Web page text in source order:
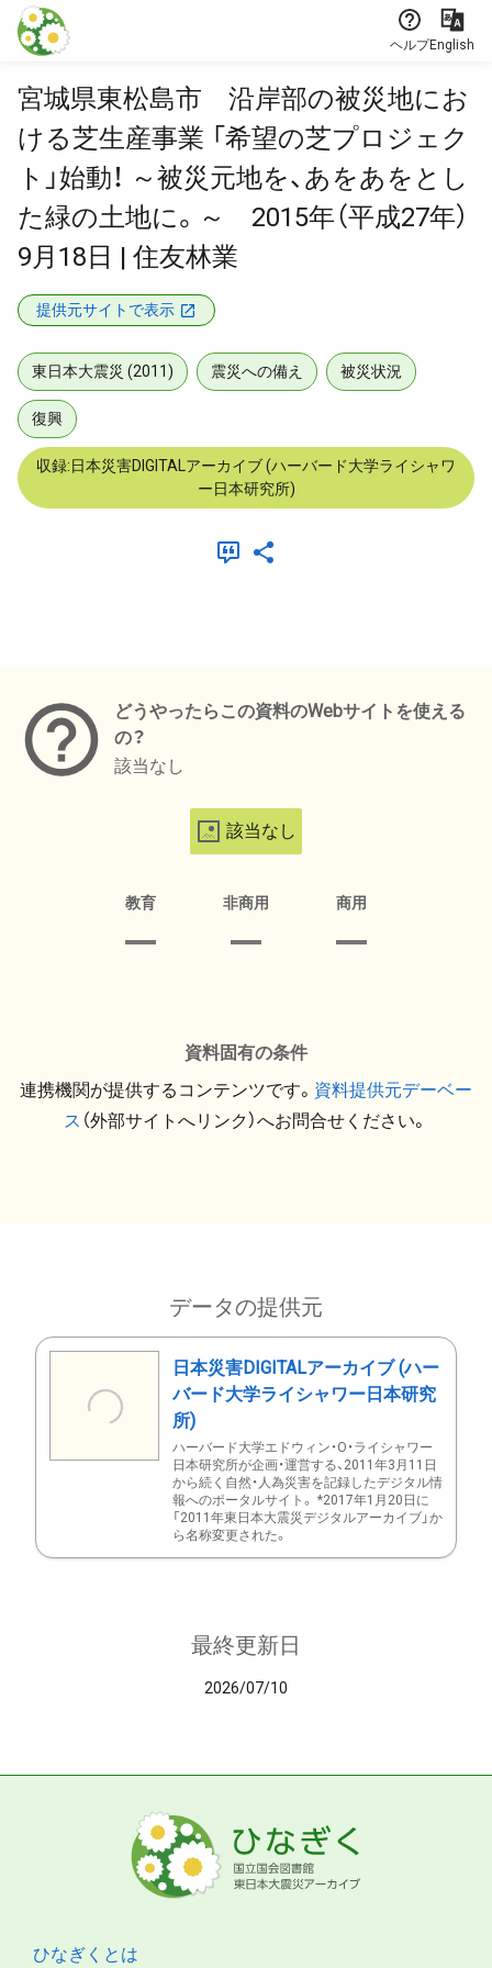
本文に飛ぶ
ヘルプEnglish
宮城県東松島市 沿岸部の被災地にお
ける芝生産事業 「希望の芝プロジェク
ト」始動！ ～被災元地を、あをあをとし
た緑の土地に。～ 2015年（平成27年）
9月18日 | 住友林業
提供元サイトで表示
東日本大震災 (2011) 震災への備え 被災状況
復興
収録:日本災害DIGITALアーカイブ (ハーバード大学ライシャワ
ー日本研究所)
どうやったらこの資料のWebサイトを使える
の？
該当なし
該当なし
教育 非商用 商用
資料固有の条件
連携機関が提供するコンテンツです。 資料提供元デーベー
ス （外部サイトへリンク）へお問合せください。
データの提供元
日本災害DIGITALアーカイブ (ハー
バード大学ライシャワー日本研究
所)
ハーバード大学エドウィン・O・ライシャワー
日本研究所が企画・運営する、2011年3月11日
から続く自然・人為災害を記録したデジタル情
報へのポータルサイト。 *2017年1月20日に
「2011年東日本大震災デジタルアーカイブ」か
ら名称変更された。
最終更新日
2026/07/10
ひなぎくとは